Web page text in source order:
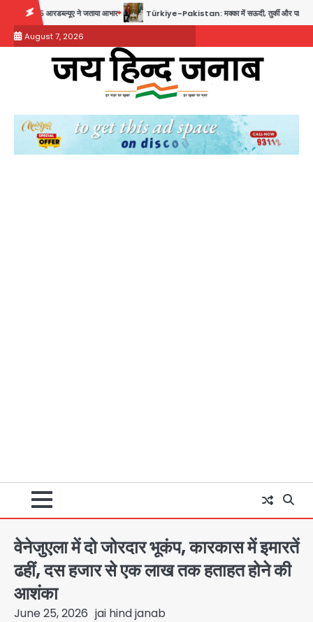
content
जताया आभार Türkiye-Pakistan: मक्का में सऊदी, तुर्की और पाकिस्तान का साझा रक्षा समझौता,
August 7, 2026
वेनेजुएला में दो जोरदार भूकंप, कारकास में इमारतें
ढहीं, दस हजार से एक लाख तक हताहत होने की
आशंका
June 25, 2026 jai hind janab